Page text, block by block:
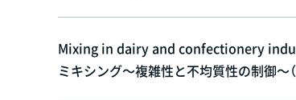
Mixing in dairy and confectionery
ミキシング～複雑性と不均質性の制御～（